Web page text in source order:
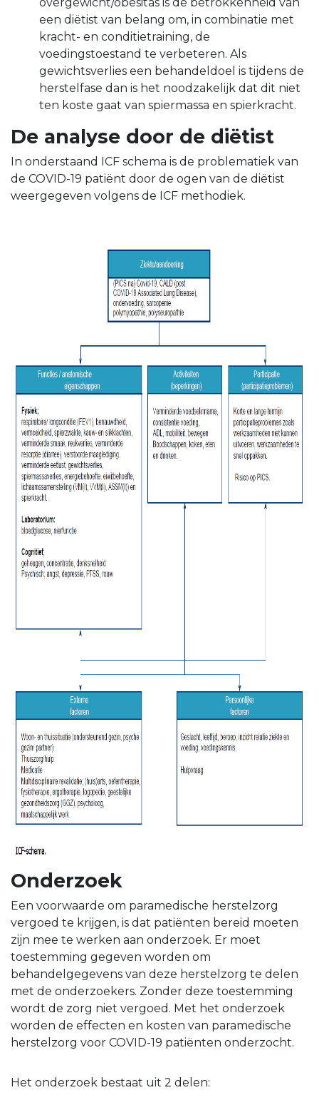
een diëtist van belang om, in combinatie met
kracht- en conditietraining, de
voedingstoestand te verbeteren. Als
gewichtsverlies een behandeldoel is tijdens de
herstelfase dan is het noodzakelijk dat dit niet
ten koste gaat van spiermassa en spierkracht.
De analyse door de diëtist
In onderstaand ICF schema is de problematiek van
de COVID-19 patiënt door de ogen van de diëtist
weergegeven volgens de ICF methodiek.
Onderzoek
Een voorwaarde om paramedische herstelzorg
vergoed te krijgen, is dat patiënten bereid moeten
zijn mee te werken aan onderzoek. Er moet
toestemming gegeven worden om
behandelgegevens van deze herstelzorg te delen
met de onderzoekers. Zonder deze toestemming
wordt de zorg niet vergoed. Met het onderzoek
worden de effecten en kosten van paramedische
herstelzorg voor COVID-19 patiënten onderzocht.
Het onderzoek bestaat uit 2 delen: